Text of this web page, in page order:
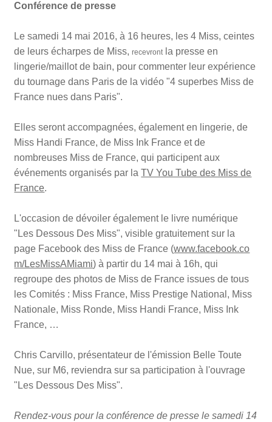
Conférence de presse
Le samedi 14 mai 2016, à 16 heures, les 4 Miss, ceintes
de leurs écharpes de Miss,recevrontla presse en
lingerie/maillot de bain, pour commenter leur expérience
du tournage dans Paris de la vidéo "4 superbes Miss de
France nues dans Paris".
Elles seront accompagnées, également en lingerie, de
Miss Handi France, de Miss Ink France et de
nombreuses Miss de France, qui participent aux
événements organisés par laTV You Tube des Miss de
France.
L'occasion de dévoiler également le livre numérique
"Les Dessous Des Miss", visible gratuitement sur la
page Facebook des Miss de France (www.facebook.co
m/LesMissAMiami) à partir du 14 mai à 16h, qui
regroupe des photos de Miss de France issues de tous
les Comités : Miss France, Miss Prestige National, Miss
Nationale, Miss Ronde, Miss Handi France, Miss Ink
France, …
Chris Carvillo, présentateur de l'émission Belle Toute
Nue,sur M6, reviendra sur sa participation à l'ouvrage
"Les Dessous Des Miss".
Rendez-vous pour la conférence de presse le samedi 14